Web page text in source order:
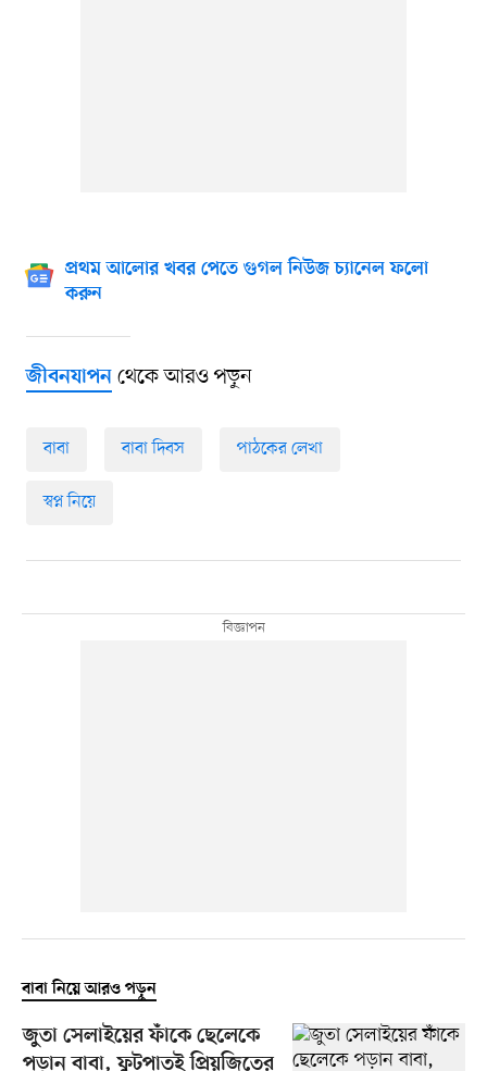
প্রথম আলোর খবর পেতে গুগল নিউজ চ্যানেল ফলো
করুন
জীবনযাপনথেকে আরও পড়ুন
বাবা বাবা দিবস পাঠকের লেখা
স্বপ্ন নিয়ে
বাবা নিয়ে আরও পড়ুন
জুতা সেলাইয়ের ফাঁকে ছেলেকে
পড়ান বাবা, ফুটপাতই প্রিয়জিতের